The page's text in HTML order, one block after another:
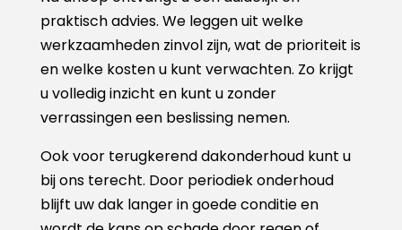
praktisch advies. We leggen uit welke
werkzaamheden zinvol zijn, wat de prioriteit is
en welke kosten u kunt verwachten. Zo krijgt
u volledig inzicht en kunt u zonder
verrassingen een beslissing nemen.
Ook voor terugkerend dakonderhoud kunt u
bij ons terecht. Door periodiek onderhoud
blijft uw dak langer in goede conditie en